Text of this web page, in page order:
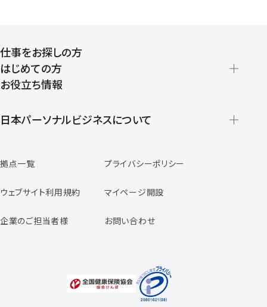
仕事をお探しの方
はじめての方
登録から就業開始までの流れ
お役立ち情報
日本パーソナルビジネスについて
スタッフの声
専任コンサルタントの声
福利厚生のご案内
拠点一覧 プライバシーポリシー
ウェブサイト利用規約 マイページ開設
企業のご担当者様 お問い合わせ